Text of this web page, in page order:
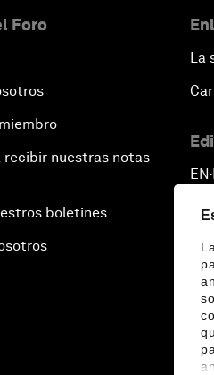
Foro
recibir nuestras notas
boletines
La
EN ▪